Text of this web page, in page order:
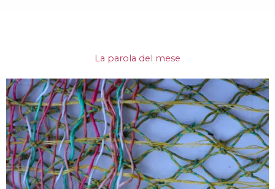
La parola del mese